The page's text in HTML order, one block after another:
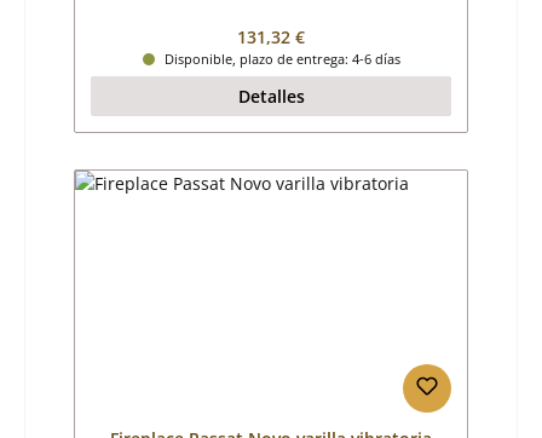
Precio normal:
131,32 €
Disponible, plazo de entrega: 4-6 días
Detalles